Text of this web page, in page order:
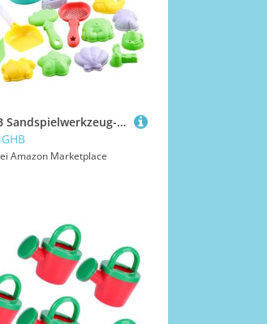
JAMNGHB Sandspielwerkzeug-Set, Schaufel, Eimer, Sandburg, Spielzeug für Kinder mit hellen Farben, für Eltern, Kinder, Strandurlaub, Schaufel und Eimer-Spielzeug
Amazon Marketplace